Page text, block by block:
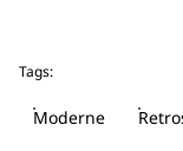
Tags:
Moderne